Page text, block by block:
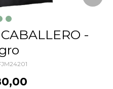
-